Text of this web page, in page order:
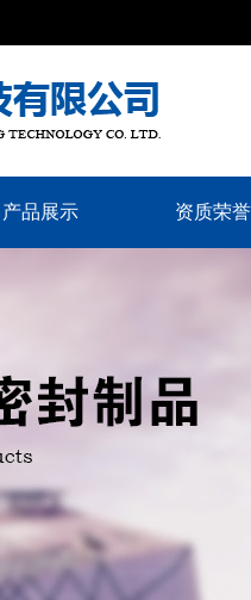
产品展示 资质荣誉